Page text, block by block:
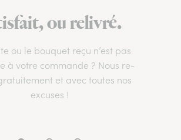
ou relivré.
ou le bouquet reçu n’est pas
à votre commande ? Nous re-
et avec toutes nos
excuses !